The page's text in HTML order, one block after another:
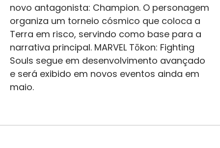
novo antagonista: Champion. O personagem
organiza um torneio cósmico que coloca a
Terra em risco, servindo como base para a
narrativa principal. MARVEL Tōkon: Fighting
Souls segue em desenvolvimento avançado
e será exibido em novos eventos ainda em
maio.